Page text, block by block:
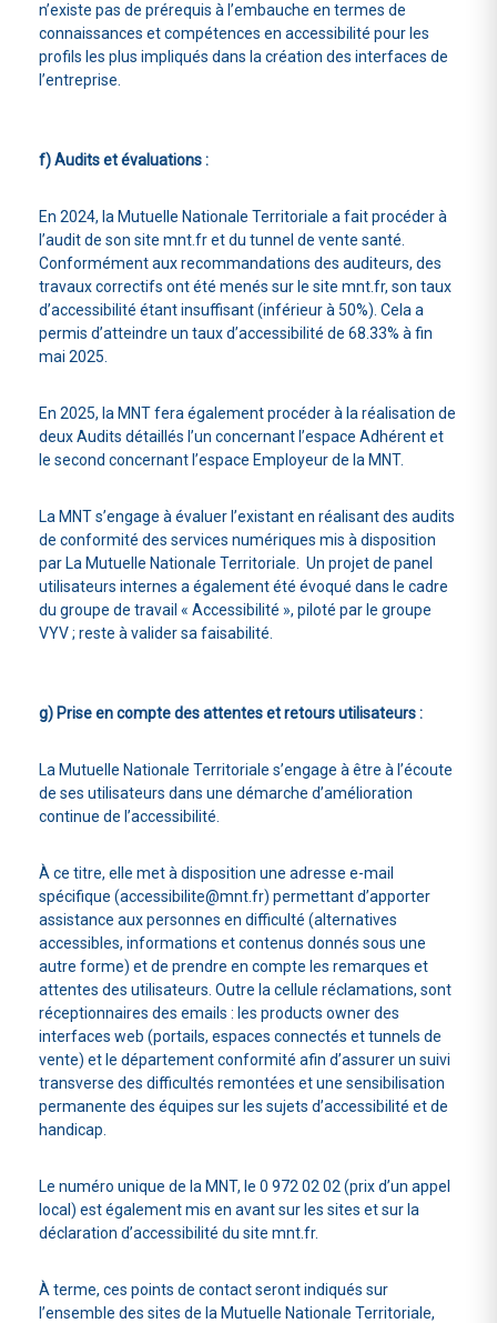
n’existe pas de prérequis à l’embauche en termes de
connaissances et compétences en accessibilité pour les
profils les plus impliqués dans la création des interfaces de
l’entreprise.
f) Audits et évaluations :
En 2024, la Mutuelle Nationale Territoriale a fait procéder à
l’audit de son site mnt.fr et du tunnel de vente santé.
Conformément aux recommandations des auditeurs, des
travaux correctifs ont été menés sur le site mnt.fr, son taux
d’accessibilité étant insuffisant (inférieur à 50%). Cela a
permis d’atteindre un taux d’accessibilité de 68.33% à fin
mai 2025.
En 2025, la MNT fera également procéder à la réalisation de
deux Audits détaillés l’un concernant l’espace Adhérent et
le second concernant l’espace Employeur de la MNT.
La MNT s’engage à évaluer l’existant en réalisant des audits
de conformité des services numériques mis à disposition
par La Mutuelle Nationale Territoriale. Un projet de panel
utilisateurs internes a également été évoqué dans le cadre
du groupe de travail « Accessibilité », piloté par le groupe
VYV ; reste à valider sa faisabilité.
g) Prise en compte des attentes et retours utilisateurs :
La Mutuelle Nationale Territoriale s’engage à être à l’écoute
de ses utilisateurs dans une démarche d’amélioration
continue de l’accessibilité.
À ce titre, elle met à disposition une adresse e-mail
spécifique (accessibilite@mnt.fr) permettant d’apporter
assistance aux personnes en difficulté (alternatives
accessibles, informations et contenus donnés sous une
autre forme) et de prendre en compte les remarques et
attentes des utilisateurs. Outre la cellule réclamations, sont
réceptionnaires des emails : les products owner des
interfaces web (portails, espaces connectés et tunnels de
vente) et le département conformité afin d’assurer un suivi
transverse des difficultés remontées et une sensibilisation
permanente des équipes sur les sujets d’accessibilité et de
handicap.
Le numéro unique de la MNT, le 0 972 02 02 (prix d’un appel
local) est également mis en avant sur les sites et sur la
déclaration d’accessibilité du site mnt.fr.
À terme, ces points de contact seront indiqués sur
l’ensemble des sites de la Mutuelle Nationale Territoriale,